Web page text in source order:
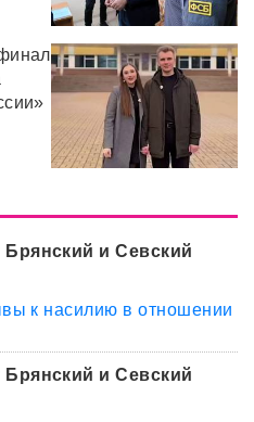
и Севский
к насилию в отношении
и Севский